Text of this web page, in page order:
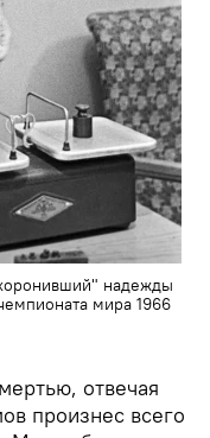
надежды
мира 1966
отвечая
произнес всего